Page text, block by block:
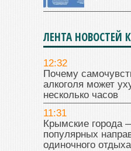
ЛЕНТА НОВОСТЕЙ
12:32
Почему
алкоголя может
несколько часов
11:31
Крымские города
популярных
одиночного